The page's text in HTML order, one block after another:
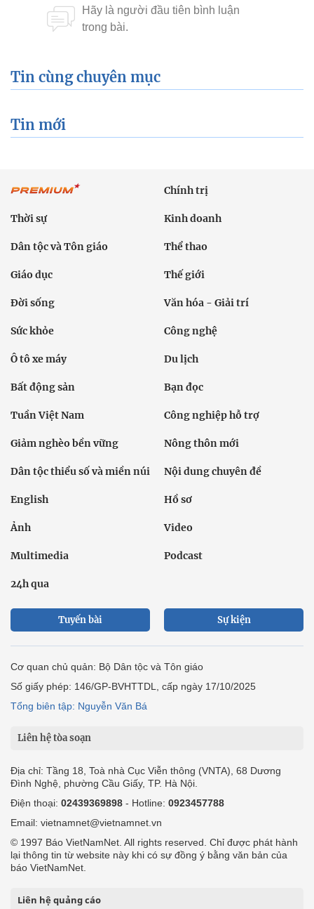
Tin cùng chuyên mục
Tin mới
Chính trị
Thời sự Kinh doanh
Dân tộc và Tôn giáo Thể thao
Giáo dục Thế giới
Đời sống Văn hóa - Giải trí
Sức khỏe Công nghệ
Ô tô xe máy Du lịch
Bất động sản Bạn đọc
Tuần Việt Nam Công nghiệp hỗ trợ
Giảm nghèo bền vững Nông thôn mới
Dân tộc thiểu số và miền núi Nội dung chuyên đề
English Hồ sơ
Ảnh Video
Multimedia Podcast
24h qua
Tuyến bài Sự kiện
Cơ quan chủ quản: Bộ Dân tộc và Tôn giáo
Số giấy phép: 146/GP-BVHTTDL, cấp ngày 17/10/2025
Tổng biên tập: Nguyễn Văn Bá
Liên hệ tòa soạn
Địa chỉ: Tầng 18, Toà nhà Cục Viễn thông (VNTA), 68 Dương
Đình Nghệ, phường Cầu Giấy, TP. Hà Nội.
Điện thoại: 02439369898 - Hotline: 0923457788
Email: vietnamnet@vietnamnet.vn
© 1997 Báo VietNamNet. All rights reserved. Chỉ được phát hành
lại thông tin từ website này khi có sự đồng ý bằng văn bản của
báo VietNamNet.
Liên hệ quảng cáo